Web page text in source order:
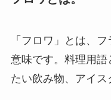
「フロワ」とは、
意味です。料理用
たい飲み物、アイス